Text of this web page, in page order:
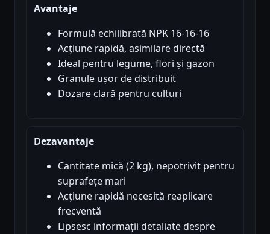
Avantaje
Formulă echilibrată NPK 16-16-16
Acțiune rapidă, asimilare directă
Ideal pentru legume, flori și gazon
Granule ușor de distribuit
Dozare clară pentru culturi
Dezavantaje
Cantitate mică (2 kg), nepotrivit pentru
suprafețe mari
Acțiune rapidă necesită reaplicare
frecventă
Lipsesc informații detaliate despre